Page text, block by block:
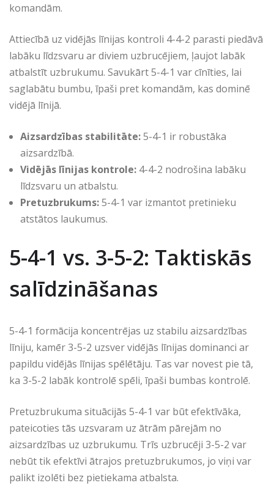
komandām.
Attiecībā uz vidējās līnijas kontroli 4-4-2 parasti piedāvā
labāku līdzsvaru ar diviem uzbrucējiem, ļaujot labāk
atbalstīt uzbrukumu. Savukārt 5-4-1 var cīnīties, lai
saglabātu bumbu, īpaši pret komandām, kas dominē
vidējā līnijā.
Aizsardzības stabilitāte:5-4-1 ir robustāka
aizsardzībā.
Vidējās līnijas kontrole: 4-4-2 nodrošina labāku
līdzsvaru un atbalstu.
Pretuzbrukums:5-4-1 var izmantot pretinieku
atstātos laukumus.
5-4-1 vs. 3-5-2: Taktiskās
salīdzināšanas
5-4-1 formācija koncentrējas uz stabilu aizsardzības
līniju, kamēr 3-5-2 uzsver vidējās līnijas dominanci ar
papildu vidējās līnijas spēlētāju. Tas var novest pie tā,
ka 3-5-2 labāk kontrolē spēli, īpaši bumbas kontrolē.
Pretuzbrukuma situācijās 5-4-1 var būt efektīvāka,
pateicoties tās uzsvaram uz ātrām pārejām no
aizsardzības uz uzbrukumu. Trīs uzbrucēji 3-5-2 var
nebūt tik efektīvi ātrajos pretuzbrukumos, jo viņi var
palikt izolēti bez pietiekama atbalsta.